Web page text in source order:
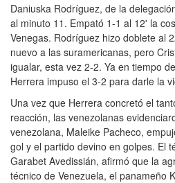
Daniuska Rodríguez, de la
al minuto 11. Empató 1-1 al 12' la
Venegas. Rodríguez hizo doblete al
nuevo a las suramericanas, pero
igualar, esta vez 2-2. Ya en tiempo
Herrera impuso el 3-2 para darle la
Una vez que Herrera concretó el
reacción, las venezolanas
venezolana, Maleike Pacheco,
gol y el partido devino en golpes. El
Garabet Avedissián, afirmó que la
técnico de Venezuela, el panameño